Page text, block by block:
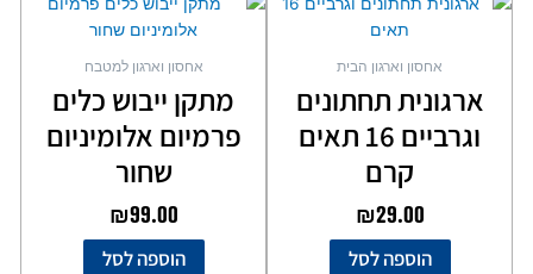
אחסון וארגון הבית
ארגונית תחתונים
וגרביים 16 תאים
קרם
₪29.00
הוספה לסל
אחסון וארגון למטבח
מתקן ייבוש כלים
פרמיום אלומיניום
שחור
₪99.00
הוספה לסל